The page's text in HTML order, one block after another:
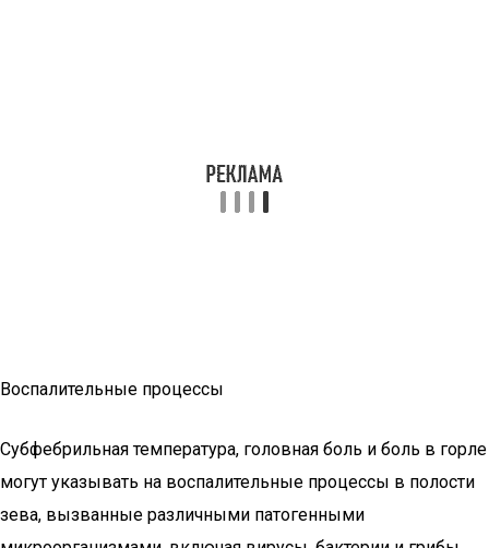
Воспалительные процессы
Субфебрильная температура, головная боль и боль в горле
могут указывать на воспалительные процессы в полости
зева, вызванные различными патогенными